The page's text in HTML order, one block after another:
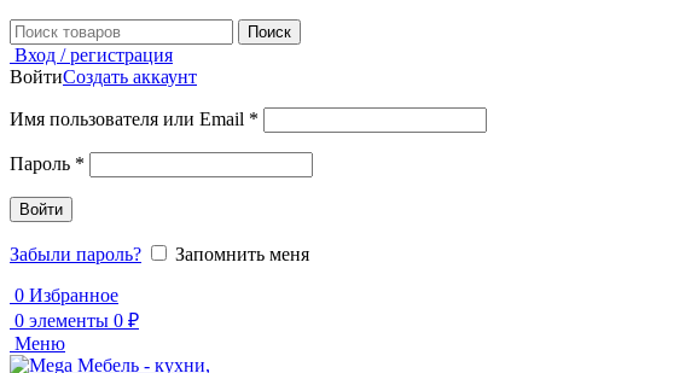
Поиск
Вход / регистрация
ВойтиСоздать аккаунт
Имя пользователя или Email *
Пароль *
Войти
Забыли пароль?
Запомнить меня
0 Избранное
0 элементы 0 ₽
Меню